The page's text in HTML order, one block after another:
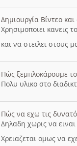
Δημιουργία Βίντεο
Χρησιμοποιει κανεις
και να στειλει στους
Πώς ξεμπλοκάρουμε
Πολυ υλικο στο
Πώς να εχω τις
Δηλαδη χωρις να
Χρειαζεται ομως να